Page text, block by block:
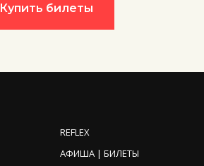
Купить билеты
REFLEX
АФИША | БИЛЕТЫ